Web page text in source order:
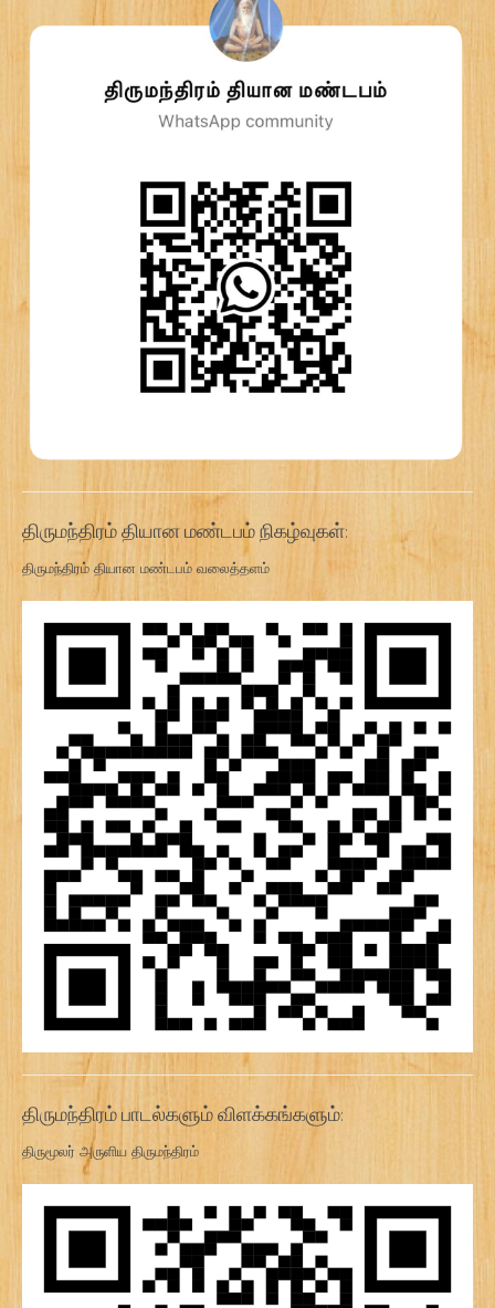
திருமந்திரம் தியான மண்டபம் நிகழ்வுகள்:
திருமந்திரம் தியான மண்டபம் வலைத்தளம்
திருமந்திரம் பாடல்களும் விளக்கங்களும்:
திருமூலர் அருளிய திருமந்திரம்